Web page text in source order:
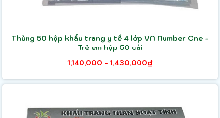
Thùng 50 hộp khẩu trang y tế 4 lớp VN Number One -
Trẻ em hộp 50 cái
1,140,000 - 1,430,000₫